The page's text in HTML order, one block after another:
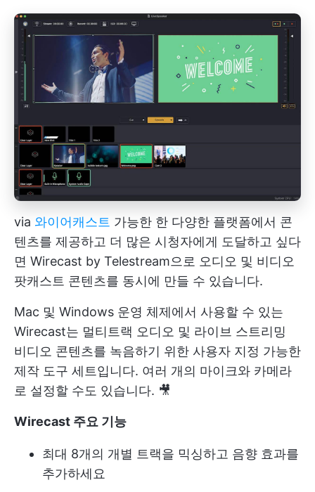
via 와이어캐스트 가능한 한 다양한 플랫폼에서 콘
텐츠를 제공하고 더 많은 시청자에게 도달하고 싶다
면 Wirecast by Telestream으로 오디오 및 비디오
팟캐스트 콘텐츠를 동시에 만들 수 있습니다.
Mac 및 Windows 운영 체제에서 사용할 수 있는
Wirecast는 멀티트랙 오디오 및 라이브 스트리밍
비디오 콘텐츠를 녹음하기 위한 사용자 지정 가능한
제작 도구 세트입니다. 여러 개의 마이크와 카메라
로 설정할 수도 있습니다. 🎥
Wirecast 주요 기능
최대 8개의 개별 트랙을 믹싱하고 음향 효과를
추가하세요